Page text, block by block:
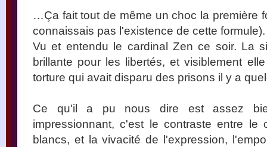
…Ça fait tout de même un choc la première
connaissais pas l'existence de cette formule).
Vu et entendu le cardinal Zen ce soir. La
brillante pour les libertés, et visiblement
torture qui avait disparu des prisons il y a
Ce qu'il a pu nous dire est assez
impressionnant, c'est le contraste entre le
blancs, et la vivacité de l'expression,